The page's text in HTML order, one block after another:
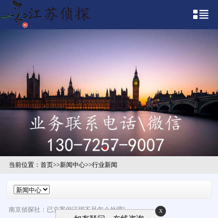
当前位置： 首页>>新闻中心>>行业新闻
南京侦探社：已立案但证据不足怎么处理" x